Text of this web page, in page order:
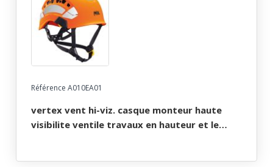
Référence A010EA01
vertex vent hi-viz. casque monteur haute
visibilite ventile travaux en hauteur et le